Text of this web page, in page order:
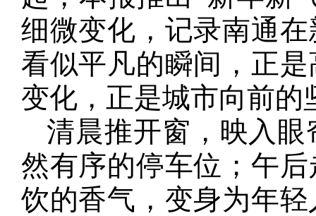
细微变化，记录南通
看似平凡的瞬间，正
变化，正是城市向前的
清晨推开窗，映入
然有序的停车位；午
饮的香气，变身为年